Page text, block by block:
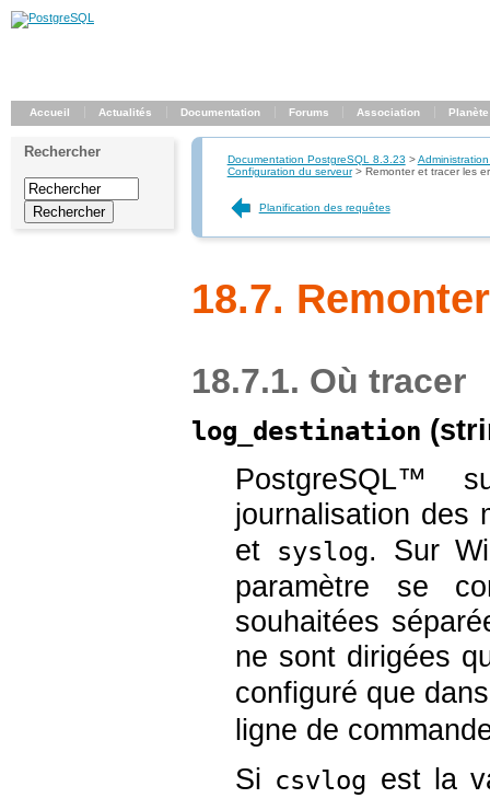
Accueil Actualités Documentation Forums Association Planète
Rechercher Documentation PostgreSQL 8.3.23 >
Configuration du serveur> Remonter et tracer les
Planification des requêtes
18.7.
18.7.1. Où tracer
log_destination (
PostgreSQL™
journalisation des
et
syslog. Sur
paramètre se
souhaitées
ne sont dirigées
configuré que
ligne de
Si csvlog est la